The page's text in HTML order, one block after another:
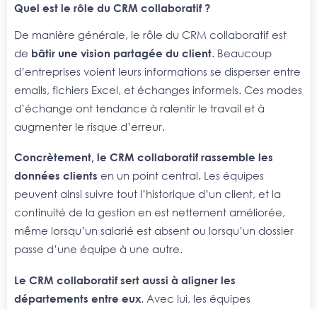
Quel est le rôle du CRM collaboratif ?
De manière générale, le rôle du CRM collaboratif est
de bâtir une vision partagée du client. Beaucoup
d’entreprises voient leurs informations se disperser entre
emails, fichiers Excel, et échanges informels. Ces modes
d’échange ont tendance à ralentir le travail et à
augmenter le risque d’erreur.
Concrètement, le CRM collaboratif rassemble les
données clients en un point central. Les équipes
peuvent ainsi suivre tout l’historique d’un client, et la
continuité de la gestion en est nettement améliorée,
même lorsqu’un salarié est absent ou lorsqu’un dossier
passe d’une équipe à une autre.
Le CRM collaboratif sert aussi à aligner les
départements entre eux. Avec lui, les équipes